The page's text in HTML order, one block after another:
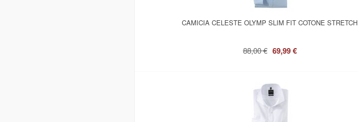
CAMICIA CELESTE OLYMP SLIM FIT COTONE STRETCH
88,00 € 69,99 €